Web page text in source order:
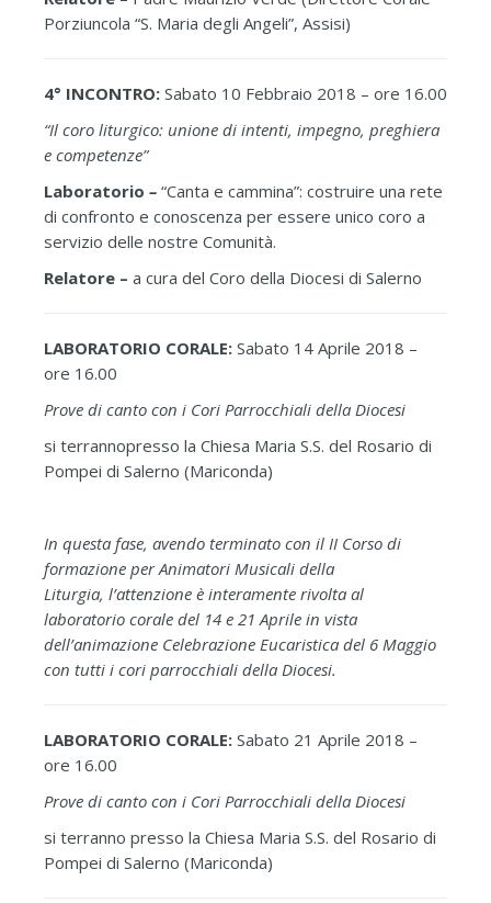
Porziuncola “S. Maria degli Angeli”, Assisi)
4° INCONTRO: Sabato 10 Febbraio 2018 – ore 16.00
“Il coro liturgico: unione di intenti, impegno, preghiera
e competenze”
Laboratorio – “Canta e cammina”: costruire una rete
di confronto e conoscenza per essere unico coro a
servizio delle nostre Comunità.
Relatore – a cura del Coro della Diocesi di Salerno
LABORATORIO CORALE: Sabato 14 Aprile 2018 –
ore 16.00
Prove di canto con i Cori Parrocchiali della Diocesi
si terrannopresso la Chiesa Maria S.S. del Rosario di
Pompei di Salerno (Mariconda)
In questa fase, avendo terminato con il II Corso di
formazione per Animatori Musicali della
Liturgia, l’attenzione è interamente rivolta al
laboratorio corale del 14 e 21 Aprile in vista
dell’animazione Celebrazione Eucaristica del 6 Maggio
con tutti i cori parrocchiali della Diocesi.
LABORATORIO CORALE: Sabato 21 Aprile 2018 –
ore 16.00
Prove di canto con i Cori Parrocchiali della Diocesi
si terranno presso la Chiesa Maria S.S. del Rosario di
Pompei di Salerno (Mariconda)